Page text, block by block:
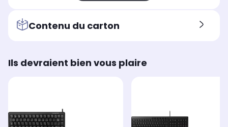
Contenu du carton
Ils devraient bien vous plaire